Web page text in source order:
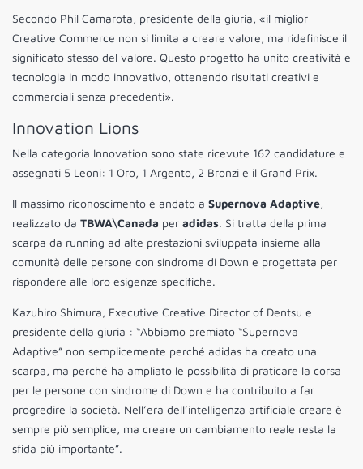
Secondo Phil Camarota, presidente della giuria, «il miglior
Creative Commerce non si limita a creare valore, ma ridefinisce il
significato stesso del valore. Questo progetto ha unito creatività e
tecnologia in modo innovativo, ottenendo risultati creativi e
commerciali senza precedenti».
Innovation Lions
Nella categoria Innovation sono state ricevute 162 candidature e
assegnati 5 Leoni: 1 Oro, 1 Argento, 2 Bronzi e il Grand Prix.
Il massimo riconoscimento è andato a Supernova Adaptive,
realizzato da TBWA\Canada per adidas. Si tratta della prima
scarpa da running ad alte prestazioni sviluppata insieme alla
comunità delle persone con sindrome di Down e progettata per
rispondere alle loro esigenze specifiche.
Kazuhiro Shimura, Executive Creative Director of Dentsu e
presidente della giuria : “Abbiamo premiato “Supernova
Adaptive” non semplicemente perché adidas ha creato una
scarpa, ma perché ha ampliato le possibilità di praticare la corsa
per le persone con sindrome di Down e ha contribuito a far
progredire la società. Nell’era dell’intelligenza artificiale creare è
sempre più semplice, ma creare un cambiamento reale resta la
sfida più importante”.